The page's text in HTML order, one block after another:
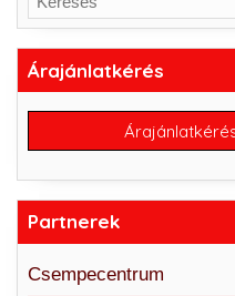
Árajánlatkérés
Partnerek
Csempecentrum